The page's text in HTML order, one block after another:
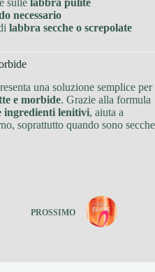
sulle labbra pulite
necessario
labbra secche o screpolate
una soluzione semplice per
e morbide. Grazie alla formula
ingredienti lenitivi, aiuta a
soprattutto quando sono secche
PROSSIMO